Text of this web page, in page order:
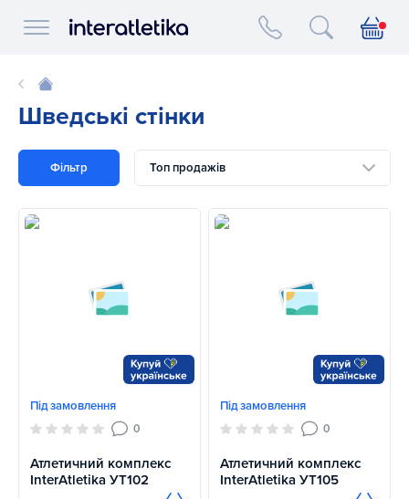
Interatletika logo
Шведські стінки
Фільтр Топ продажів
Під замовлення
0
Атлетичний комплекс
InterAtletika УТ102
Під замовлення
0
Атлетичний комплекс
InterAtletika УТ105